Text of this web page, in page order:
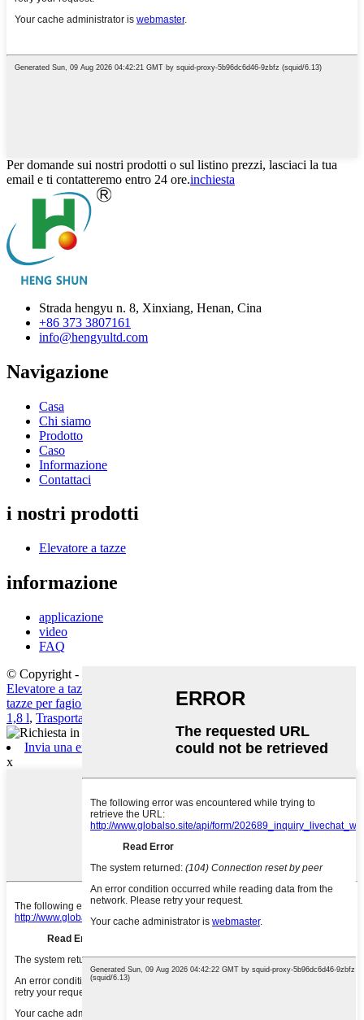
Per domande sui nostri prodotti o sul listino prezzi, lasciaci la tua
email e ti contatteremo entro 24 ore.inchiesta
Strada hengyu n. 8, Xinxiang, Henan, Cina
+86 373 3807161
info@hengyultd.com
Navigazione
Casa
Chi siamo
Prodotto
Caso
Informazione
Contattaci
i nostri prodotti
Elevatore a tazze
informazione
applicazione
video
FAQ
© Copyright - 2010-2024: Tutti i diritti riservati.
Elevatore a tazze agricolo
Elevatore a tazze da 5 m
tazze per fagioli
Elevatore automatico a tazze,
1,8 l, Trasportatore elevatore a tazze agricolo
Invia una email
x